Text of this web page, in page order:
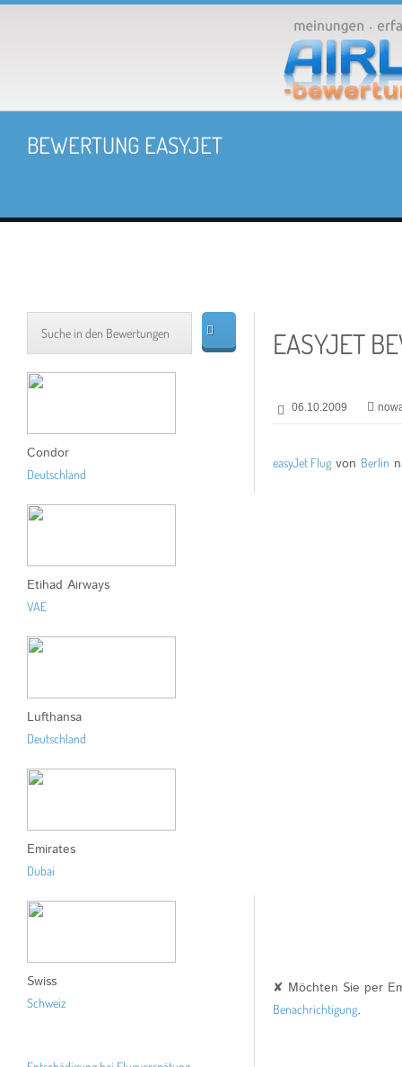
BEWERTUNG EASYJET
EASYJET
06.10.2009
easyJet Flug von Berlin
✘ Möchten Sie per
Benachrichtigung.
Condor
Deutschland
Etihad Airways
VAE
Lufthansa
Deutschland
Emirates
Dubai
Swiss
Schweiz